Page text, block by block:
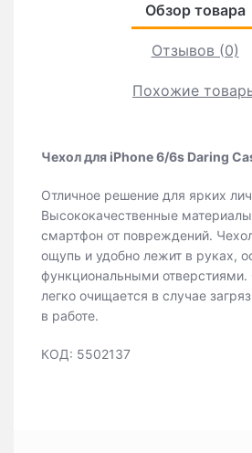
Обзор товара
Отзывов (0)
Похожие
Чехол для iPhone 6/6s Daring
Отличное решение для ярких
Высококачественные
смартфон от повреждений.
ощупь и удобно лежит в руках,
функциональными отверстиями.
легко очищается в случае
в работе.
КОД: 5502137